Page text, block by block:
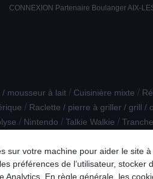
sur votre machine pour aider le site
préférences de l’utilisateur, stocker
En règle générale, les
CONNEXION Partenaire Boulanger AIX-
/ mousseur à lait / Cuisinière mixte /
/ Raclette / pierre à griller / grill /
/ Nintendo / Talkie Walkie /